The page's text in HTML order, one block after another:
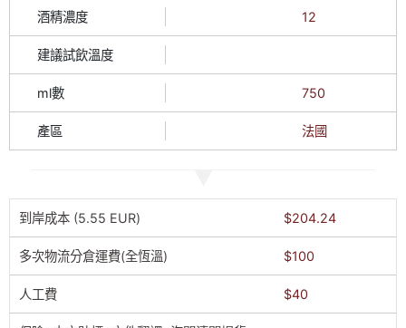
酒精濃度 12
建議試飲溫度
ml數 750
產區 法國
到岸成本 (5.55 EUR) $204.24
多次物流分倉運費(全恆溫) $100
人工費 $40